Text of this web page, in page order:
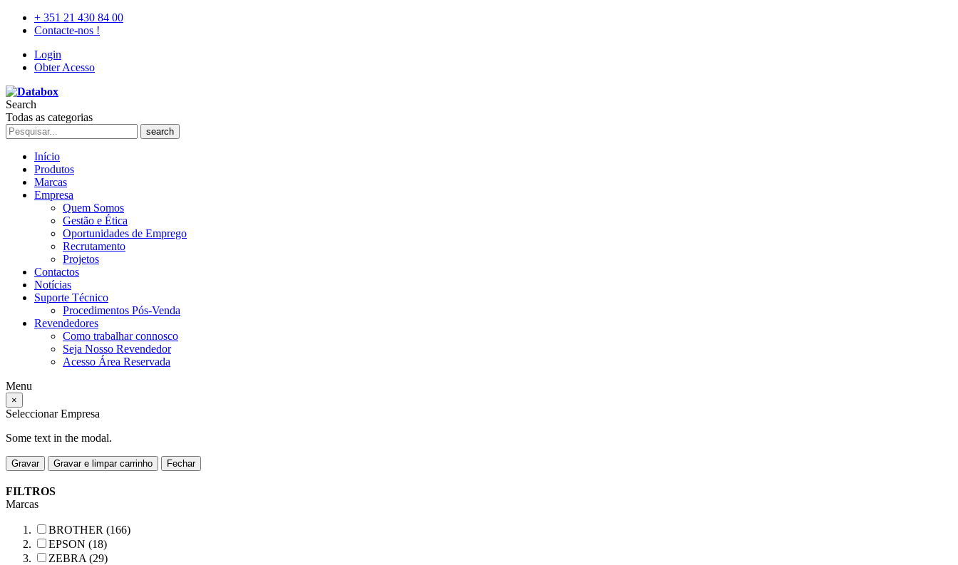
+ 351 21 430 84 00
Contacte-nos !
Login
Obter Acesso
Search
Todas as categorias
search
Início
Produtos
Marcas
Empresa
Quem Somos
Gestão e Ética
Oportunidades de Emprego
Recrutamento
Projetos
Contactos
Notícias
Suporte Técnico
Procedimentos Pós-Venda
Revendedores
Como trabalhar connosco
Seja Nosso Revendedor
Acesso Área Reservada
Menu
×
Seleccionar Empresa
Some text in the modal.
Gravar Gravar e limpar carrinho Fechar
FILTROS
Marcas
BROTHER (166)
EPSON (18)
ZEBRA (29)